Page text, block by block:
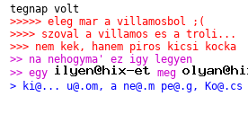
>>>>> eleg mar a villamosbol ;(
>>>> szoval a villamos es a troli...
>>> nem kek, hanem piros kicsi kocka
>> na nehogyma' ez igy legyen
>> egy
meg
> ki@... u@.om, a ne@.m pe@.g,